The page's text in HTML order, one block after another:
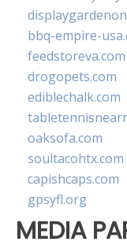
bbq-empire-
feedstoreva.com
drogopets.com
ediblechalk.com
oaksofa.com
soultacohtx.com
capishcaps.com
gpsyfl.org
MEDIA